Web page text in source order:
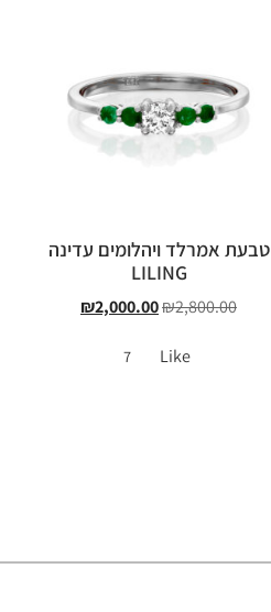
טבעת אמרלד ויהלומים עדינה
LILING
₪2,800.00
₪2,000.00
Like
7